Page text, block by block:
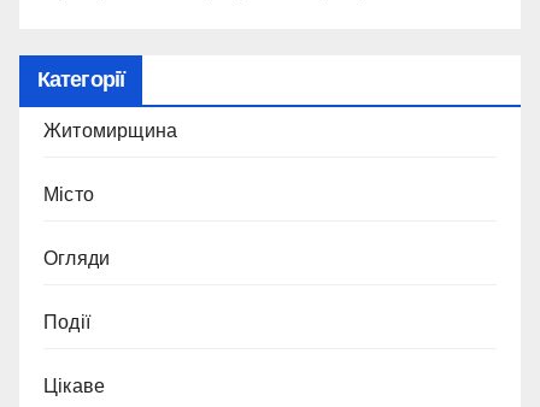
Категорії
Житомирщина
Місто
Огляди
Події
Цікаве